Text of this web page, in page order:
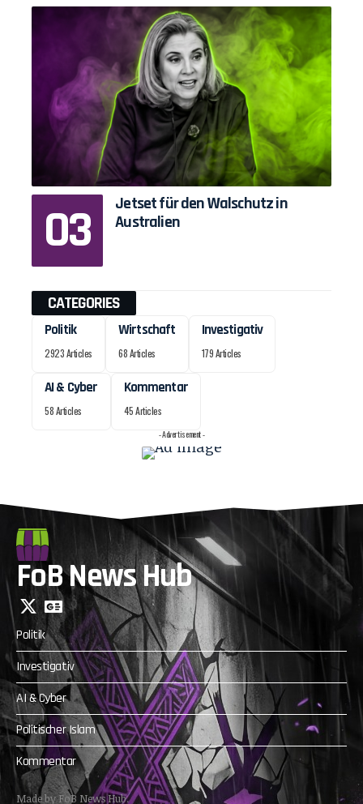
Jetset für den Walschutz in
Australien
CATEGORIES
Politik
2923 Articles
Wirtschaft
68 Articles
Investigativ
179 Articles
AI & Cyber
58 Articles
Kommentar
45 Articles
- Advertisement -
FoB News Hub
Politik
Investigativ
AI & Cyber
Politischer Islam
Kommentar
Made by FoB News Hub.